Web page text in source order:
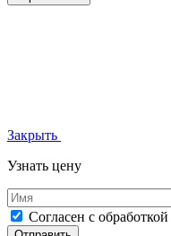
Закрыть
Узнать цену
Согласен с обработкой